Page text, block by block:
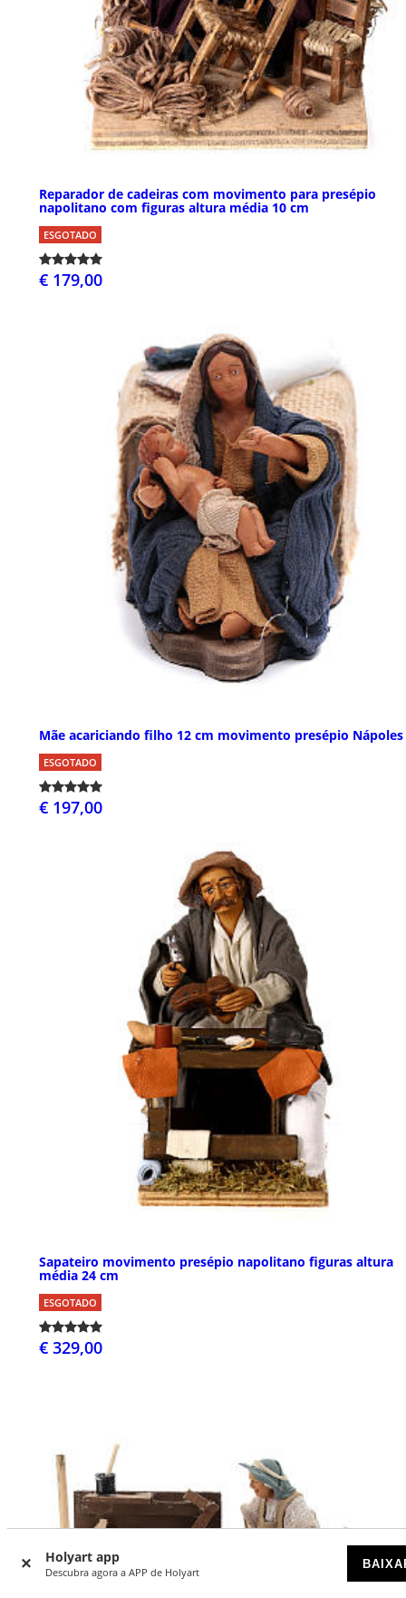
Holyart app
Descubra agora a APP de Holyart
Reparador de cadeiras com movimento para presépio
napolitano com figuras altura média 10 cm
ESGOTADO
€ 179,00
Mãe acariciando filho 12 cm movimento presépio Nápoles
ESGOTADO
€ 197,00
Sapateiro movimento presépio napolitano figuras altura
média 24 cm
ESGOTADO
€ 329,00